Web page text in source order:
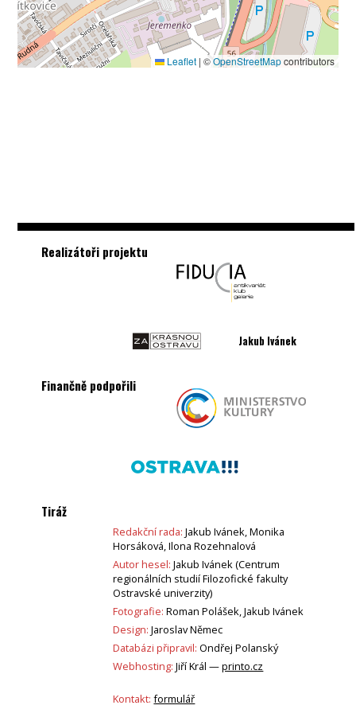
Leaflet | ©OpenStreetMapcontributors
Realizátoři projektu
Jakub Ivánek
Finančně podpořili
Tiráž
Redakční rada: Jakub Ivánek, Monika
Horsáková, Ilona Rozehnalová
Autor hesel: Jakub Ivánek (Centrum
regionálních studií Filozofické fakulty
Ostravské univerzity)
Fotografie: Roman Polášek, Jakub Ivánek
Design: Jaroslav Němec
Databázi připravil: Ondřej Polanský
Webhosting: Jiří Král —printo.cz
Kontakt: formulář